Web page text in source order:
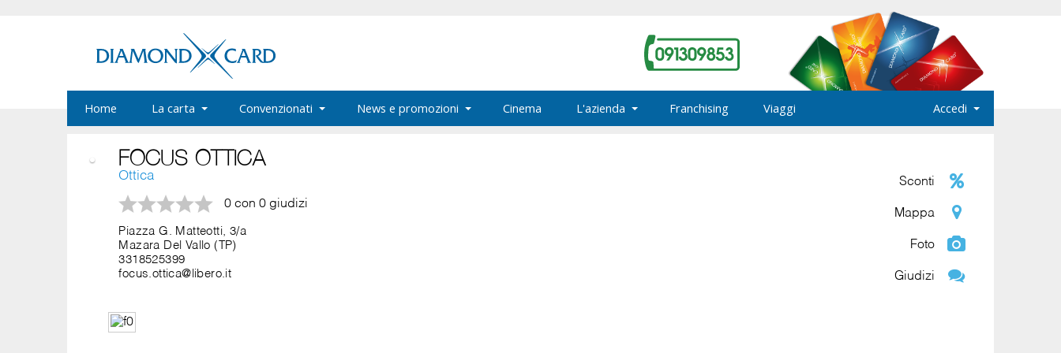
Home La carta Convenzionati News e promozioni Cinema L'azienda Franchising Viaggi Accedi
FOCUS OTTICA
Ottica
0 con 0 giudizi
Piazza G. Matteotti, 3/a
Mazara Del Vallo (TP)
3318525399
focus.ottica@libero.it
Sconti
Mappa
Foto
Giudizi